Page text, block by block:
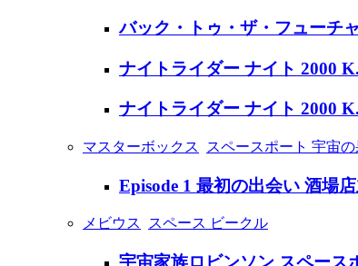
バック・トゥ・ザ・フューチ
ナイトライダー ナイト 2000
ナイトライダー ナイト 2000
マスターボックス スペースポート 宇宙
Episode 1 最初の出会い 酒場
メビウス スペース ビークル
宇宙家族ロビンソン スペース